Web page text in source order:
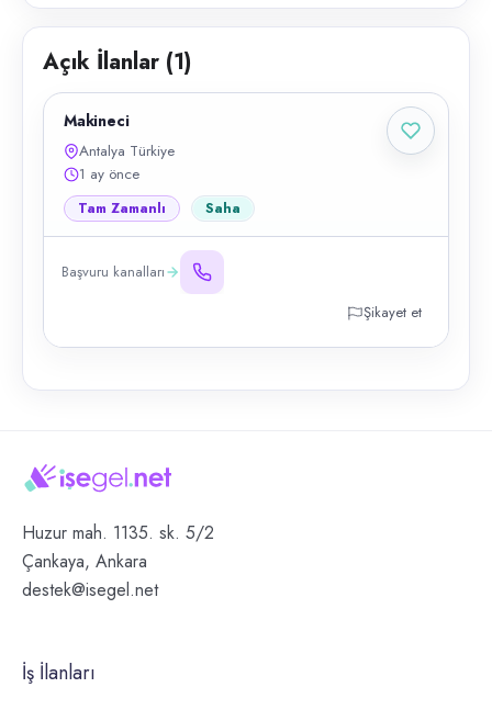
Açık İlanlar (1)
Makineci
Antalya Türkiye
1 ay önce
Tam Zamanlı Saha
Başvuru kanalları
Şikayet et
Huzur mah. 1135. sk. 5/2
Çankaya, Ankara
destek@isegel.net
İş İlanları